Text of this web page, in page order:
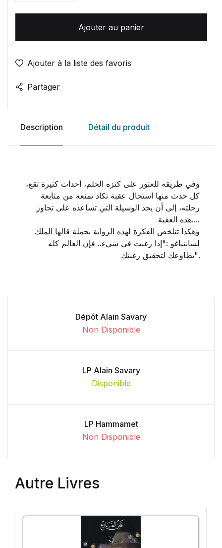
Ajouter au panier
Ajouter à la liste des favoris
Partager
Description Détail du produit
وفي طريقه للعثور على كنزه الحلم، أحداث كثيرة تقع،
كل حدث منها استحال عقبة تكاد تمنعه من متابعة
رحلته، إلى أن يجد الوسيلة التي تساعده على تجاوز
هذه العقبة....
وهكذا تتلخص الفكرة لهذه الرواية بجملة قالها الملك
لسانتياغو :"إذا رغبت في شيء.. فإن العالم كله
يطاوعك لتحقيق رغبتك".
Dépôt Alain Savary
Non Disponible
LP Alain Savary
Disponible
LP Hammamet
Non Disponible
Autre Livres